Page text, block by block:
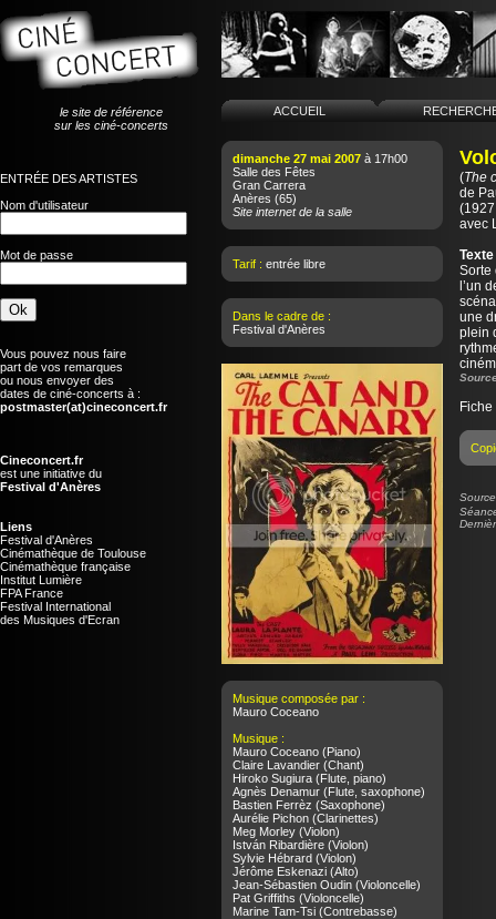
le site de référence
sur les ciné-concerts
ENTRÉE DES ARTISTES
Nom d'utilisateur
Mot de passe
Vous pouvez nous faire
part de vos remarques
ou nous envoyer des
dates de ciné-concerts à :
postmaster(at)cineconcert.fr
Cineconcert.fr
est une initiative du
Festival d'Anères
Liens
Festival d'Anères
Cinémathèque de Toulouse
Cinémathèque française
Institut Lumière
FPA France
Festival International
des Musiques d'Ecran
ACCUEIL
dimanche 27 mai 2007 à 17h00
Salle des Fêtes
Gran Carrera
Anères (65)
Site internet de la salle
Tarif : entrée libre
Dans le cadre de :
Festival d'Anères
Musique composée par :
Mauro Coceano
Musique :
Mauro Coceano (Piano)
Claire Lavandier (Chant)
Hiroko Sugiura (Flute, piano)
Agnès Denamur (Flute, saxophone)
Bastien Ferrèz (Saxophone)
Aurélie Pichon (Clarinettes)
Meg Morley (Violon)
István Ribardière (Violon)
Sylvie Hébrard (Violon)
Jérôme Eskenazi (Alto)
Jean-Sébastien Oudin (Violoncelle)
Pat Griffiths (Violoncelle)
Marine Tam-Tsi (Contrebasse)
(The
de
avec
Sorte
l’un
une
plein